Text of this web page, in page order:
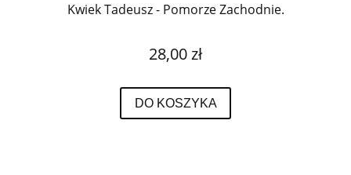
Kwiek Tadeusz - Pomorze Zachodnie.
28,00 zł
DO KOSZYKA